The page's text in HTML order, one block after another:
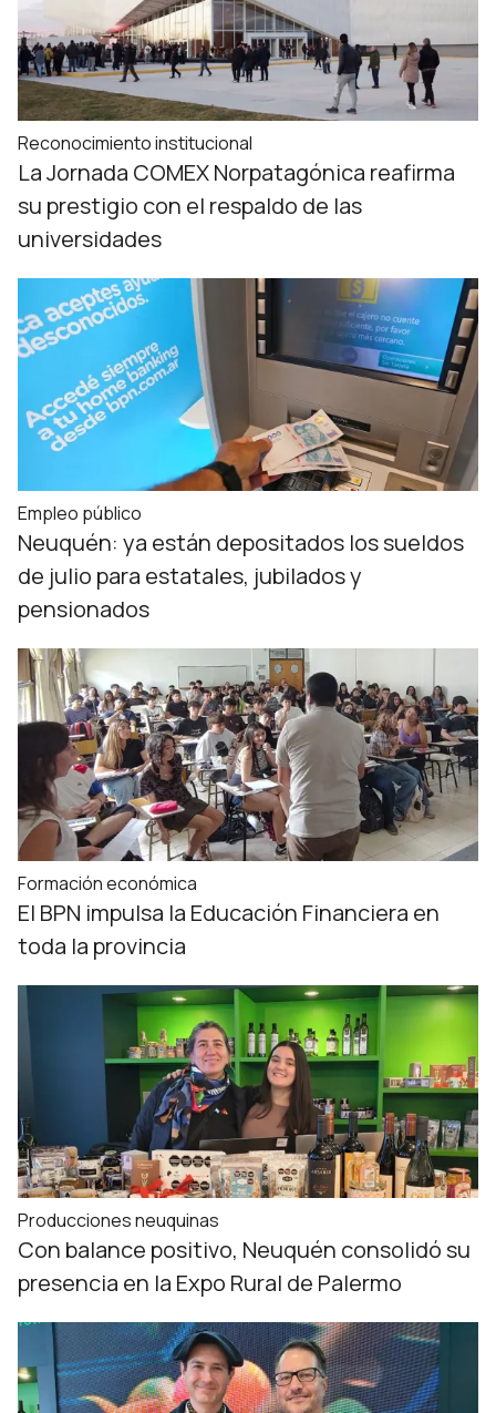
Reconocimiento institucional
La Jornada COMEX Norpatagónica reafirma
su prestigio con el respaldo de las
universidades
Empleo público
Neuquén: ya están depositados los sueldos
de julio para estatales, jubilados y
pensionados
Formación económica
El BPN impulsa la Educación Financiera en
toda la provincia
Producciones neuquinas
Con balance positivo, Neuquén consolidó su
presencia en la Expo Rural de Palermo